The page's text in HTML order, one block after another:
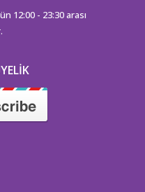
12:00 - 23:30 arası